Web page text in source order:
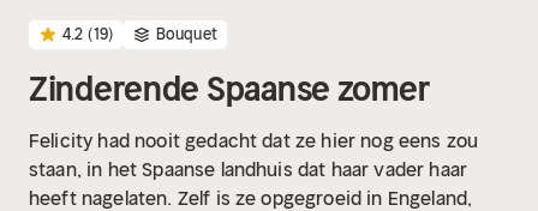
4.2 (19) Bouquet
Zinderende Spaanse zomer
Felicity had nooit gedacht dat ze hier nog eens zou
staan, in het Spaanse landhuis dat haar vader haar
heeft nagelaten. Zelf is ze opgegroeid in Engeland,